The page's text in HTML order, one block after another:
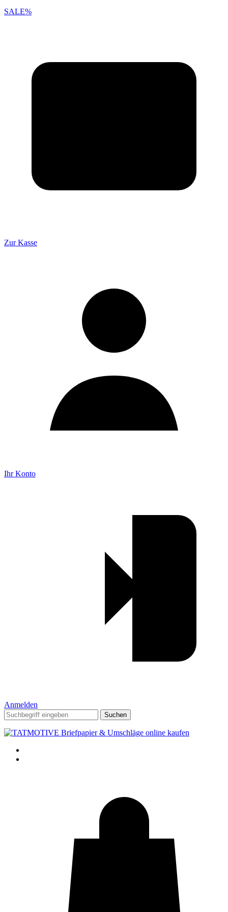
SALE%
Zur Kasse
Ihr Konto
Anmelden
Suchen